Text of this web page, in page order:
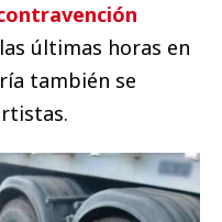
últimas horas en
también se